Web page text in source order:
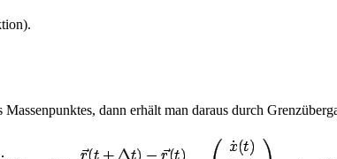
dann erhält man daraus durch